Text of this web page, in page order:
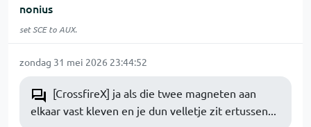
nonius
set SCE to AUX.
zondag 31 mei 2026 23:44:52
[CrossfireX] ja als die twee magneten aan
elkaar vast kleven en je dun velletje zit ertussen...